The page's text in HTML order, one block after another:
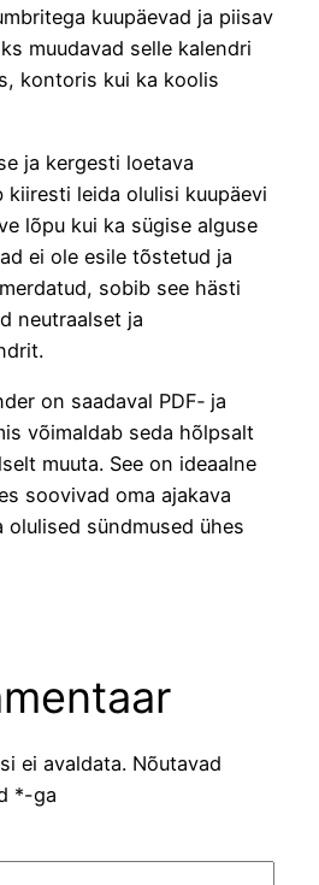
kuupäevad ja piisav
muudavad selle kalendri
kontoris kui ka koolis
ja kergesti loetava
kiiresti leida olulisi kuupäevi
lõpu kui ka sügise alguse
ei ole esile tõstetud ja
sobib see hästi
neutraalset ja
on saadaval PDF‑ ja
võimaldab seda hõlpsalt
muuta. See on ideaalne
soovivad oma ajakava
olulised sündmused ühes
ei avaldata. Nõutavad
*-ga